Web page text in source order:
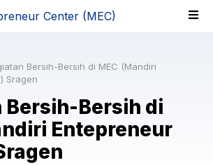
Bersih-Bersih di MEC (Mandiri
Sragen
Bersih-Bersih di
Entepreneur